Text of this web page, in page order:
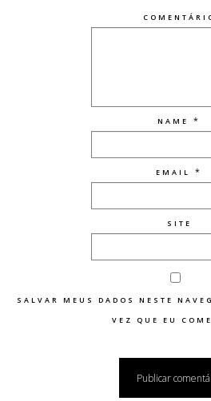
NAME *
EMAIL *
SITE
SALVAR MEUS DADOS NESTE
VEZ QUE EU